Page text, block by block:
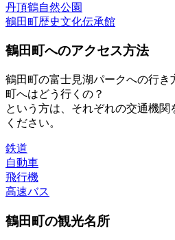
丹頂鶴自然公園
鶴田町歴史文化伝承館
鶴田町へのアクセス方法
鶴田町の富士見湖パークへの行き
町へはどう行くの？
という方は、それぞれの交通機
ください。
鉄道
自動車
飛行機
高速バス
鶴田町の観光名所